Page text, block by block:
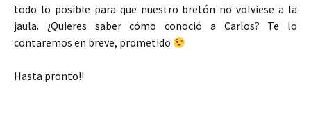
todo lo posible para que nuestro bretón no volviese a la
jaula. ¿Quieres saber cómo conoció a Carlos? Te lo
contaremos en breve, prometido
Hasta pronto!!